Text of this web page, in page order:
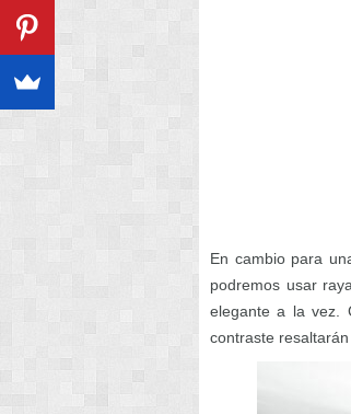
En cambio para
podremos usar
elegante a la vez.
contraste